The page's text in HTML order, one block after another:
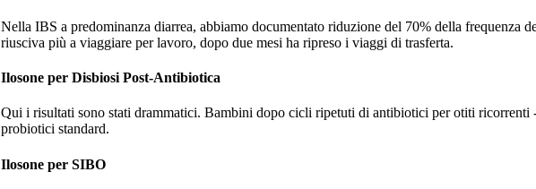
Nella IBS a predominanza diarrea, abbiamo documentato riduzione del 70% della frequenza
riusciva più a viaggiare per lavoro, dopo due mesi ha ripreso i viaggi di trasferta.
Ilosone per Disbiosi Post-Antibiotica
Qui i risultati sono stati drammatici. Bambini dopo cicli ripetuti di antibiotici per otiti
probiotici standard.
Ilosone per SIBO